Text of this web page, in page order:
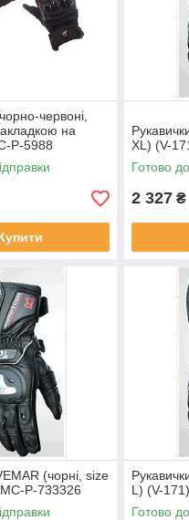
червоні,
на
P-5988
XL) (V-
Готово
2 327 ₴
(чорні, size
P-733326
L) (V-
Готово